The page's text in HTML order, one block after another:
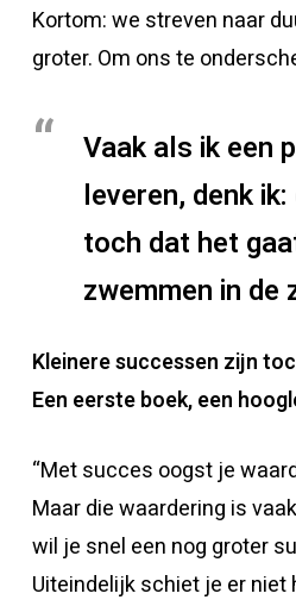
Kortom: we streven naar
groter. Om ons te
Vaak als ik een
leveren, denk
toch dat het
zwemmen in de
Kleinere successen zijn
Een eerste boek, een
“Met succes oogst je
Maar die waardering is
wil je snel een nog groter
Uiteindelijk schiet je er niet